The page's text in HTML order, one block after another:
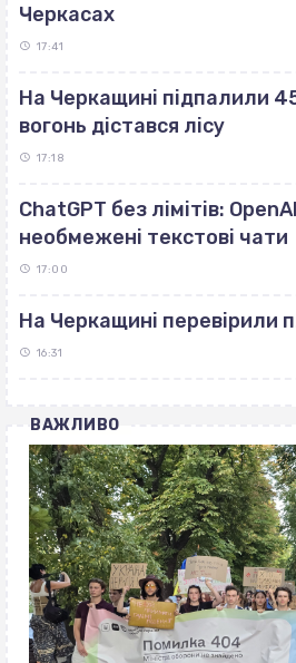
Черкасах
17:41
На Черкащині підпалили
вогонь дістався лісу
17:18
ChatGPT без лімітів:
необмежені текстові чати
17:00
На Черкащині перевірили
16:31
ВАЖЛИВО